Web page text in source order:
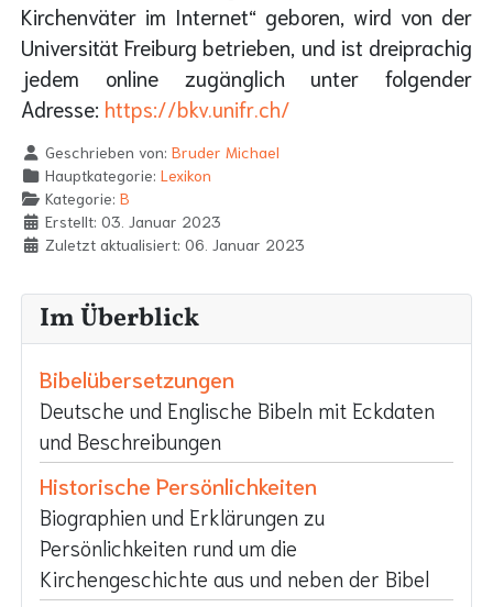
Kirchenväter im Internet“ geboren, wird von der
Universität Freiburg betrieben, und ist dreiprachig
jedem online zugänglich unter folgender
Adresse: https://bkv.unifr.ch/
Geschrieben von: Bruder Michael
Hauptkategorie: Lexikon
Kategorie: B
Erstellt: 03. Januar 2023
Zuletzt aktualisiert: 06. Januar 2023
Im Überblick
Bibelübersetzungen
Deutsche und Englische Bibeln mit Eckdaten
und Beschreibungen
Historische Persönlichkeiten
Biographien und Erklärungen zu
Persönlichkeiten rund um die
Kirchengeschichte aus und neben der Bibel